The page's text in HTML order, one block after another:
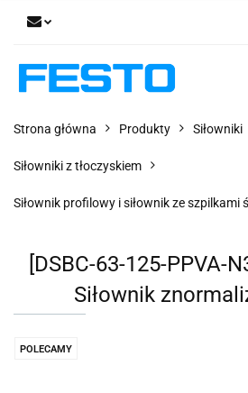
Strona główna Produkty Siłowniki
Siłowniki z tłoczyskiem
Siłownik profilowy i siłownik ze szpilkami
[DSBC-63-125-PPVA-
Siłownik
POLECAMY